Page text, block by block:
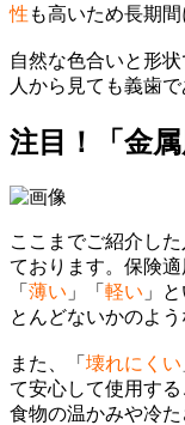
性 も高いため長期
自然な色合いと形
人から見ても義歯
注目！ 「金
ここまでご紹介し
ております。保険
「 薄い 」「 軽い 」
とんどないかのよ
また、「 壊れにくい
て安心して使用す
食物の温かみや冷